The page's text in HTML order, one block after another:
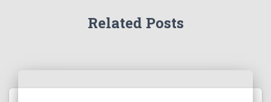
Related Posts